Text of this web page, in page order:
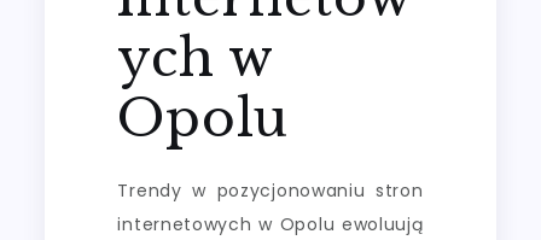
ych w
Opolu
Trendy w pozycjonowaniu stron
internetowych w Opolu ewoluują